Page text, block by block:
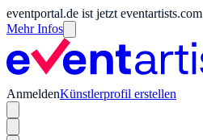
eventportal.de ist jetzt eventartists.com
Mehr Infos
AnmeldenKünstlerprofil erstellen